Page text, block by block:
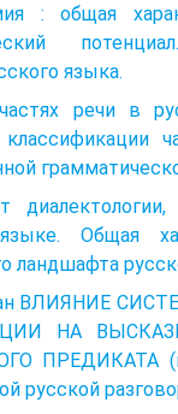
: общая
языка.
речи в
Общая
ландшафта
ВЛИЯНИЕ
НА
ПРЕДИКАТА
русской